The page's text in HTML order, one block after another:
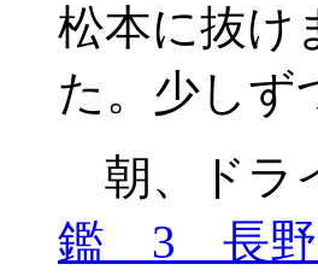
松本に抜け
た。少しず
朝、ドラ
鑑 3 長野